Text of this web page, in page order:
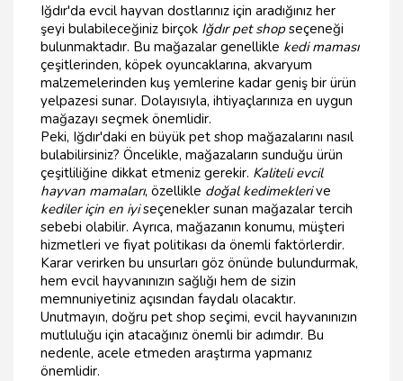
Iğdır'da evcil hayvan dostlarınız için aradığınız her
şeyi bulabileceğiniz birçok Iğdır pet shopseçeneği
bulunmaktadır. Bu mağazalar genellikle kedi maması
çeşitlerinden, köpek oyuncaklarına, akvaryum
malzemelerinden kuş yemlerine kadar geniş bir ürün
yelpazesi sunar. Dolayısıyla, ihtiyaçlarınıza en uygun
mağazayı seçmek önemlidir.
Peki, Iğdır'daki en büyük pet shop mağazalarını nasıl
bulabilirsiniz? Öncelikle, mağazaların sunduğu ürün
çeşitliliğine dikkat etmeniz gerekir. Kaliteli evcil
hayvan mamaları, özellikle doğal kedimeklerive
kediler için en iyiseçenekler sunan mağazalar tercih
sebebi olabilir. Ayrıca, mağazanın konumu, müşteri
hizmetleri ve fiyat politikası da önemli faktörlerdir.
Karar verirken bu unsurları göz önünde bulundurmak,
hem evcil hayvanınızın sağlığı hem de sizin
memnuniyetiniz açısından faydalı olacaktır.
Unutmayın, doğru pet shop seçimi, evcil hayvanınızın
mutluluğu için atacağınız önemli bir adımdır. Bu
nedenle, acele etmeden araştırma yapmanız
önemlidir.